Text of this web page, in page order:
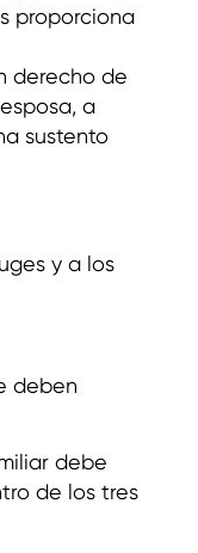
proporciona
derecho de
a
sustento
y a los
deben
debe
de los tres